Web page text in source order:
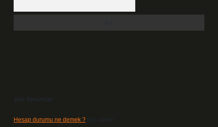
Son Yorumlar
Hesap durumu ne demek ? için admin